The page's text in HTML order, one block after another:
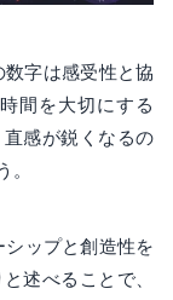
数字は感受性と協
間を大切にする
感が鋭くなるの
。
シップと創造性を
述べることで、